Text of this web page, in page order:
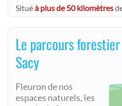
Situéà plus de 50 kilomètres
Le parcours
Sacy
Fleuron de nos
espaces naturels, les